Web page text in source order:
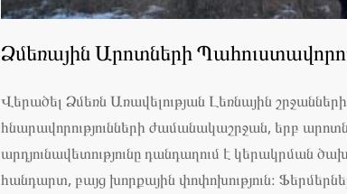
Ձմեռային Արոտների
Վերածել Ձմեռն Առավելության Լեռնային
հնարավորությունների ժամանակաշրջան, երբ
արդյունավետությունը դանդաղում է կերակրման
հանդարտ, բայց խորքային փոփոխություն։